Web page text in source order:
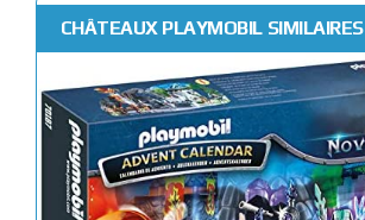
CHÂTEAUX PLAYMOBIL SIMILAIRES